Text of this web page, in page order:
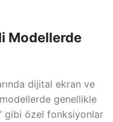
Modellerde
dijital ekran ve
genellikle
gibi özel fonksiyonlar